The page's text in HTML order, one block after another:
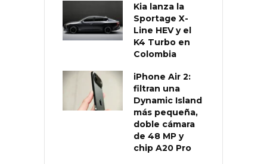
Kia lanza la
Sportage X-
Line HEV y el
K4 Turbo en
Colombia
iPhone Air 2:
filtran una
Dynamic Island
más pequeña,
doble cámara
de 48 MP y
chip A20 Pro